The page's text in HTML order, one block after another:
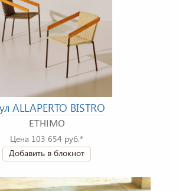
ALLAPERTO BISTRO
ETHIMO
Цена 103 654 руб.*
Добавить в блокнот